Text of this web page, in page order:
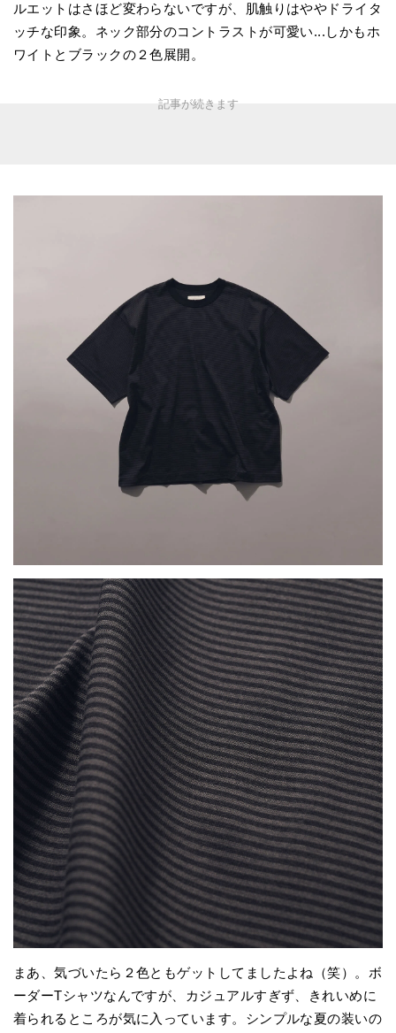
ルエットはさほど変わらないですが、肌触りはややドライタ
ッチな印象。ネック部分のコントラストが可愛い...しかもホ
ワイトとブラックの２色展開。
まあ、気づいたら２色ともゲットしてましたよね（笑）。ボ
ーダーTシャツなんですが、カジュアルすぎず、きれいめに
着られるところが気に入っています。シンプルな夏の装いの